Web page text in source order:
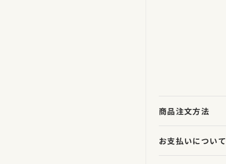
商品注文方法
お支払いについて